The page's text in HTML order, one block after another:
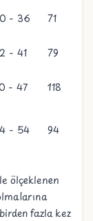
- 36
71
- 41
79
- 47
118
- 54 94
ölçeklenen
fazla kez